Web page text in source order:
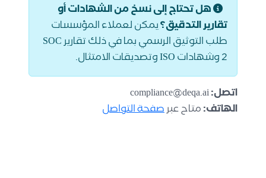
هل تحتاج إلى نسخ من الشهادات أو
تقارير التدقيق؟يمكن لعملاء المؤسسات
طلب التوثيق الرسمي بما في ذلك تقارير SOC
2 وشهادات ISO وتصديقات الامتثال.
اتصل:compliance@deqa.ai
الهاتف:متاح عبرصفحة التواصل